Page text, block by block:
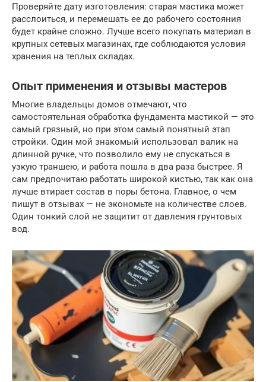
Проверяйте дату изготовления: старая мастика может
расслоиться, и перемешать ее до рабочего состояния
будет крайне сложно. Лучше всего покупать материал в
крупных сетевых магазинах, где соблюдаются условия
хранения на теплых складах.
Опыт применения и отзывы мастеров
Многие владельцы домов отмечают, что
самостоятельная обработка фундамента мастикой — это
самый грязный, но при этом самый понятный этап
стройки. Один мой знакомый использовал валик на
длинной ручке, что позволило ему не спускаться в
узкую траншею, и работа пошла в два раза быстрее. Я
сам предпочитаю работать широкой кистью, так как она
лучше втирает состав в поры бетона. Главное, о чем
пишут в отзывах — не экономьте на количестве слоев.
Один тонкий слой не защитит от давления грунтовых
вод.